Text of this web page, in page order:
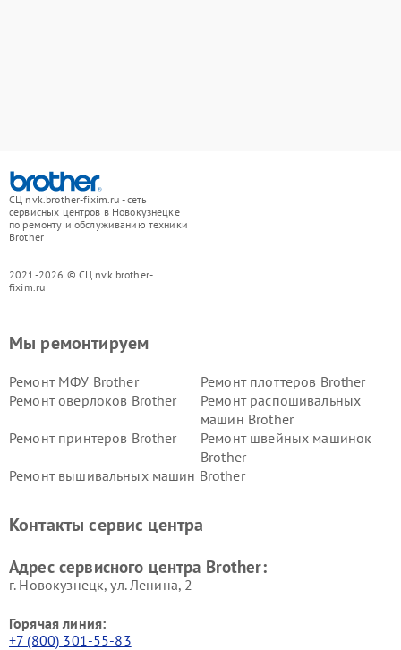
СЦ nvk.brother-fixim.ru - сеть
сервисных центров в Новокузнецке
по ремонту и обслуживанию техники
Brother
2021-2026 © СЦ nvk.brother-
fixim.ru
Мы ремонтируем
Ремонт МФУ Brother
Ремонт плоттеров Brother
Ремонт оверлоков Brother
Ремонт распошивальных
машин Brother
Ремонт принтеров Brother
Ремонт швейных машинок
Brother
Ремонт вышивальных машин Brother
Контакты сервис центра
Адрес сервисного центра Brother:
г. Новокузнецк, ул. Ленина, 2
Горячая линия:
+7 (800) 301-55-83